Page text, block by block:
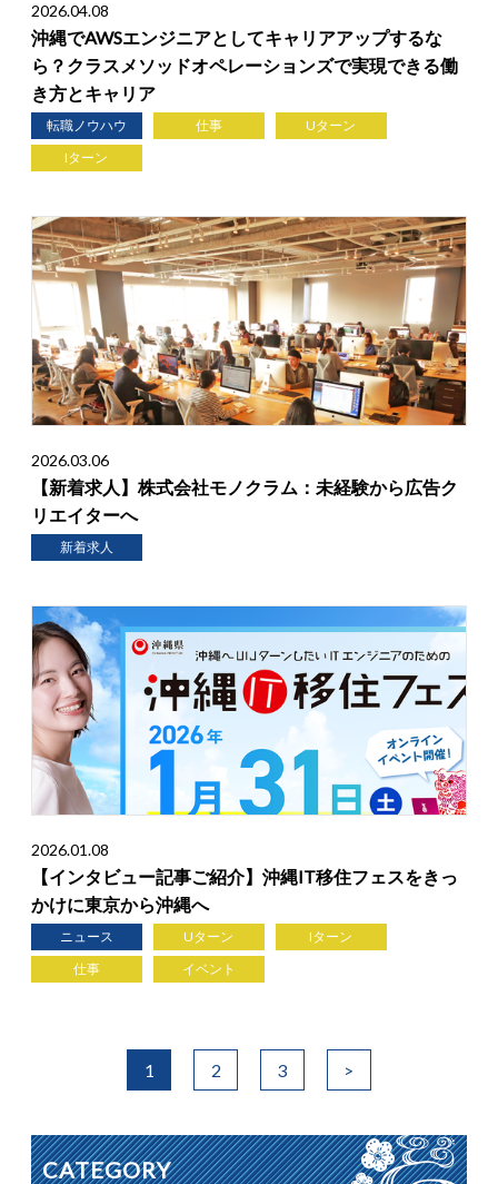
2026.04.08
沖縄でAWSエンジニアとしてキャリアアップするな
ら？クラスメソッドオペレーションズで実現できる働
き方とキャリア
転職ノウハウ 仕事
Uターン
Iターン
2026.03.06
【新着求人】株式会社モノクラム：未経験から広告ク
リエイターへ
新着求人
2026.01.08
【インタビュー記事ご紹介】沖縄IT移住フェスをきっ
かけに東京から沖縄へ
ニュース Uターン
Iターン
仕事
イベント
1 2 3 >
CATEGORY